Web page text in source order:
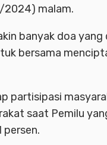
2024) malam.
banyak doa
bersama
partisipasi
saat Pemilu
persen.